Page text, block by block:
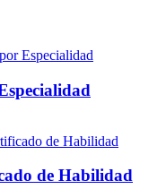
de Habilidad